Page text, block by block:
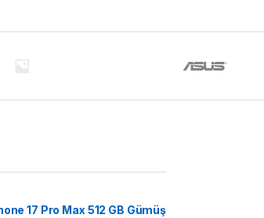
17 Pro Max 512 GB Gümüş